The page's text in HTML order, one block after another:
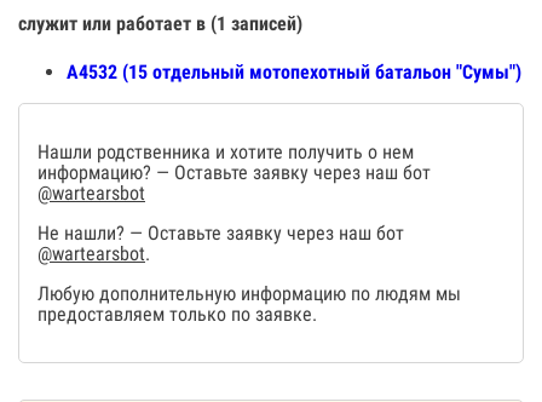
служит или работает в (1 записей)
А4532 (15 отдельный мотопехотный батальон "Сумы")
Нашли родственника и хотите получить о нем
информацию? — Оставьте заявку через наш бот
@wartearsbot
Не нашли? — Оставьте заявку через наш бот
@wartearsbot.
Любую дополнительную информацию по людям мы
предоставляем только по заявке.